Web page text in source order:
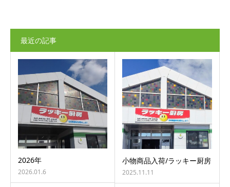
最近の記事
2026年
2026.01.6
小物商品入荷/ラッキー厨房
2025.11.11